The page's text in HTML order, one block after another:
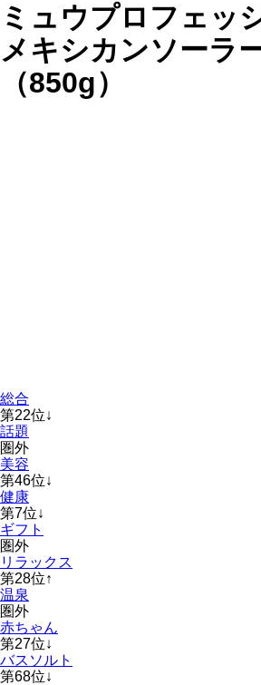
ミュウプロフェッ
メキシカンソーラ
（850g）
総合
第22位↓
話題
圏外
美容
第46位↓
健康
第7位↓
ギフト
圏外
リラックス
第28位↑
温泉
圏外
赤ちゃん
第27位↓
バスソルト
第68位↓